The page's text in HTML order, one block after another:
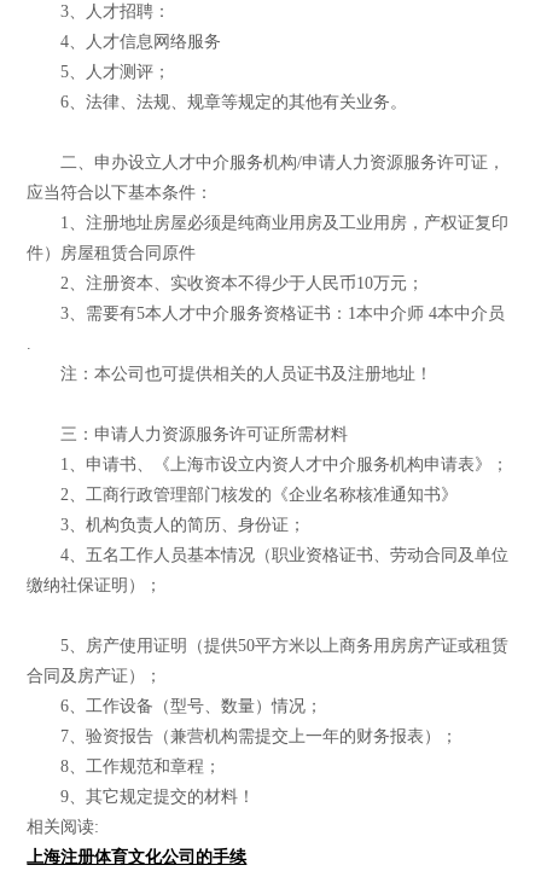
3、人才招聘：
4、人才信息网络服务
5、人才测评；
6、法律、法规、规章等规定的其他有关业务。
二、申办设立人才中介服务机构/申请人力资源服务许可证，
应当符合以下基本条件：
1、注册地址房屋必须是纯商业用房及工业用房，产权证复印
件）房屋租赁合同原件
2、注册资本、实收资本不得少于人民币10万元；
3、需要有5本人才中介服务资格证书：1本中介师 4本中介员
注：本公司也可提供相关的人员证书及注册地址！
三：申请人力资源服务许可证所需材料
1、申请书、《上海市设立内资人才中介服务机构申请表》；
2、工商行政管理部门核发的《企业名称核准通知书》
3、机构负责人的简历、身份证；
4、五名工作人员基本情况（职业资格证书、劳动合同及单位
缴纳社保证明）；
5、房产使用证明（提供50平方米以上商务用房房产证或租赁
合同及房产证）；
6、工作设备（型号、数量）情况；
7、验资报告（兼营机构需提交上一年的财务报表）；
8、工作规范和章程；
9、其它规定提交的材料！
相关阅读:
上海注册体育文化公司的手续